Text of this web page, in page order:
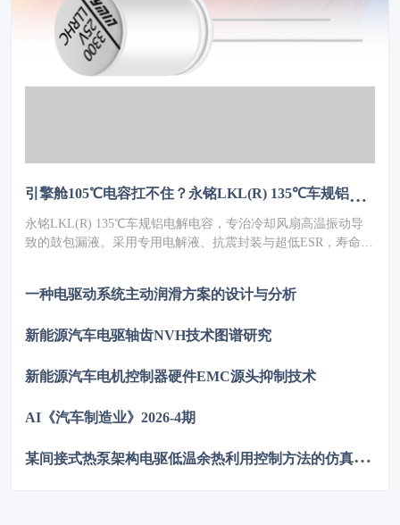
引擎舱105℃电容扛不住？永铭LKL(R) 135℃车规铝电解电容，破解冷却风扇高温振动失效难题
永铭LKL(R) 135℃车规铝电解电容，专治冷却风扇高温振动导
致的鼓包漏液。采用专用电解液、抗震封装与超低ESR，寿命超
近零，全生命周期成本优势显著，助力国产化替代。
一种电驱动系统主动润滑方案的设计与分析
新能源汽车电驱轴齿NVH技术图谱研究
新能源汽车电机控制器硬件EMC源头抑制技术
AI《汽车制造业》2026-4期
某
间接式热泵架构电驱低温余热利用控制方法的仿真优化研究